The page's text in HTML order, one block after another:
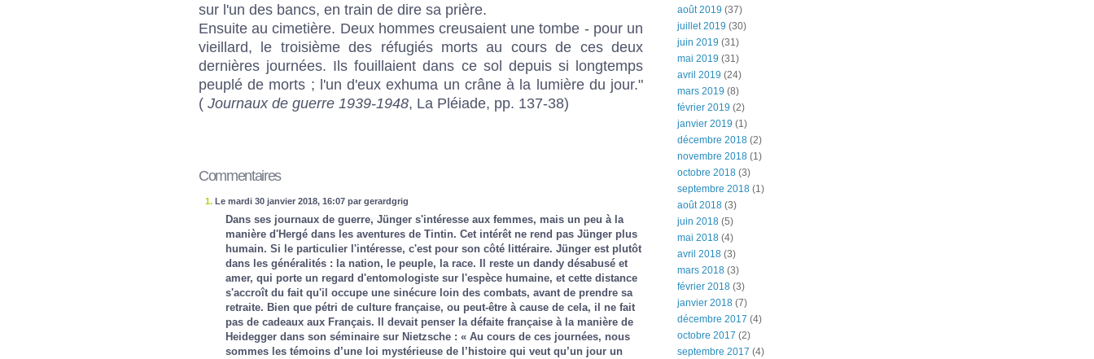
sur l'un des bancs, en train de dire sa prière.
Ensuite au cimetière. Deux hommes creusaient une tombe - pour un
vieillard, le troisième des réfugiés morts au cours de ces deux
dernières journées. Ils fouillaient dans ce sol depuis si longtemps
peuplé de morts ; l'un d'eux exhuma un crâne à la lumière du jour."
( Journaux de guerre 1939-1948, La Pléiade, pp. 137-38)
Commentaires
1. Le mardi 30 janvier 2018, 16:07 par gerardgrig
Dans ses journaux de guerre, Jünger s'intéresse aux femmes, mais un peu à la
manière d'Hergé dans les aventures de Tintin. Cet intérêt ne rend pas Jünger plus
humain. Si le particulier l'intéresse, c'est pour son côté littéraire. Jünger est plutôt
dans les généralités : la nation, le peuple, la race. Il reste un dandy désabusé et
amer, qui porte un regard d'entomologiste sur l'espèce humaine, et cette distance
s'accroît du fait qu'il occupe une sinécure loin des combats, avant de prendre sa
retraite. Bien que pétri de culture française, ou peut-être à cause de cela, il ne fait
pas de cadeaux aux Français. Il devait penser la défaite française à la manière de
Heidegger dans son séminaire sur Nietzsche : « Au cours de ces journées, nous
sommes les témoins d’une loi mystérieuse de l’histoire qui veut qu’un jour un
août 2019 (37)
juillet 2019 (30)
juin 2019 (31)
mai 2019 (31)
avril 2019 (24)
mars 2019 (8)
février 2019 (2)
janvier 2019 (1)
décembre 2018 (2)
novembre 2018 (1)
octobre 2018 (3)
septembre 2018 (1)
août 2018 (3)
juin 2018 (5)
mai 2018 (4)
avril 2018 (3)
mars 2018 (3)
février 2018 (3)
janvier 2018 (7)
décembre 2017 (4)
octobre 2017 (2)
septembre 2017 (4)